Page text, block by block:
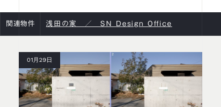
関連物件 浅田の家 ／ SN Design Office
01月29日